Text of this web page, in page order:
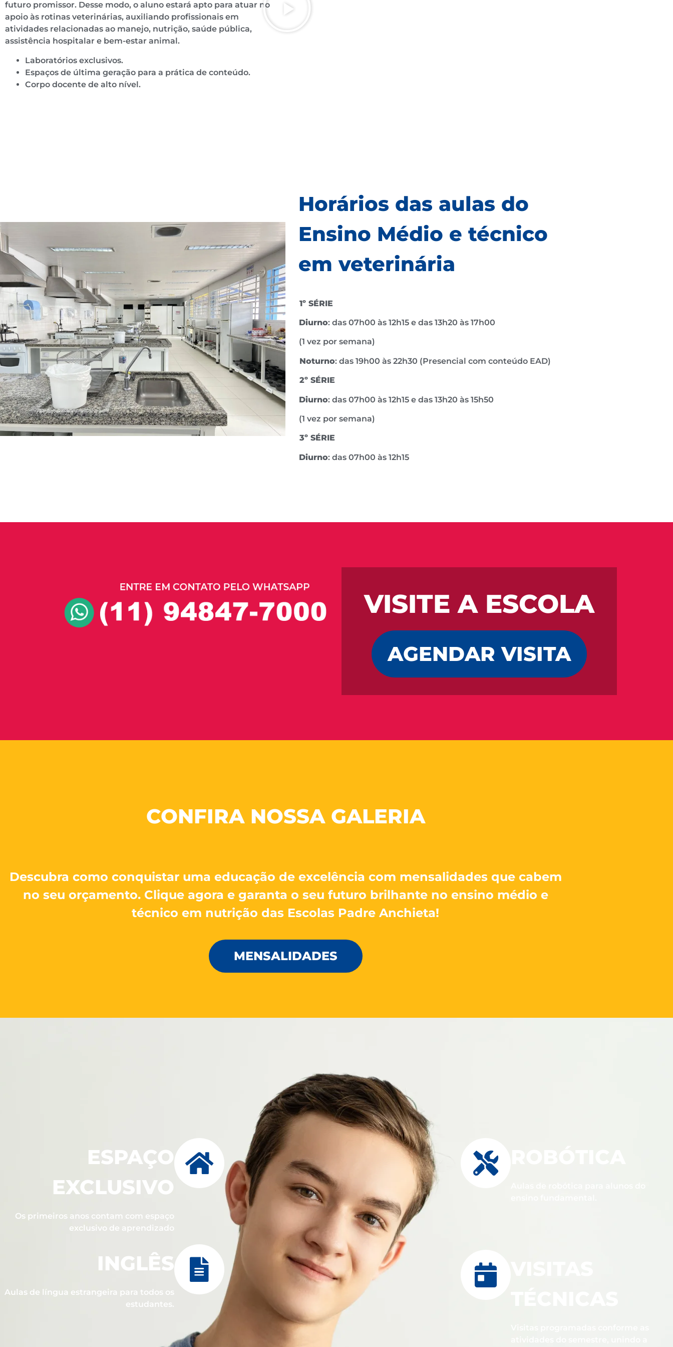
futuro promissor. Desse modo, o aluno estará apto para atuar no
apoio às rotinas veterinárias, auxiliando profissionais em
atividades relacionadas ao manejo, nutrição, saúde pública,
assistência hospitalar e bem-estar animal.
Laboratórios exclusivos.
Espaços de última geração para a prática de conteúdo.
Corpo docente de alto nível.
Horários das aulas do
Ensino Médio e técnico
em veterinária
1º SÉRIE
Diurno: das 07h00 às 12h15 e das 13h20 às 17h00
(1 vez por semana)
Noturno: das 19h00 às 22h30 (Presencial com conteúdo EAD)
2º SÉRIE
Diurno: das 07h00 às 12h15 e das 13h20 às 15h50
(1 vez por semana)
3º SÉRIE
Diurno: das 07h00 às 12h15
VISITE A ESCOLA​
AGENDAR VISITA
CONFIRA NOSSA GALERIA
Descubra como conquistar uma educação de excelência com mensalidades que cabem
no seu orçamento. Clique agora e garanta o seu futuro brilhante no ensino médio e
técnico em nutrição das Escolas Padre Anchieta!
MENSALIDADES
ESPAÇO
EXCLUSIVO
Os primeiros anos contam com espaço
exclusivo de aprendizado
INGLÊS
Aulas de língua estrangeira para todos os
estudantes.